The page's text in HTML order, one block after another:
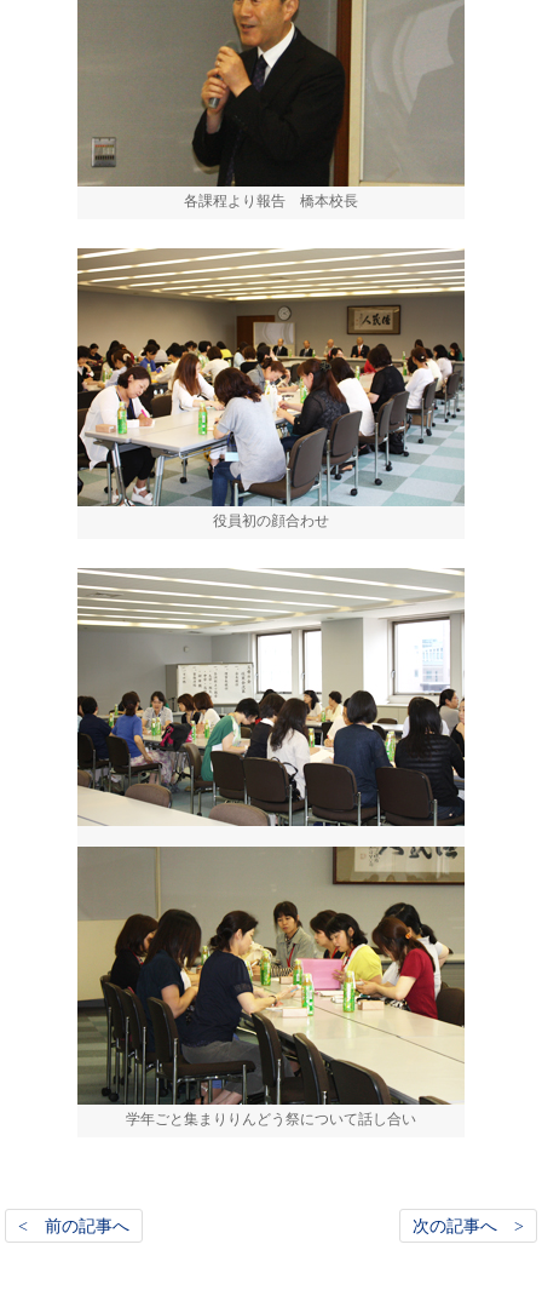
各課程より報告 橋本校長
役員初の顔合わせ
学年ごと集まりりんどう祭について話し合い
< 前の記事へ 次の記事へ >